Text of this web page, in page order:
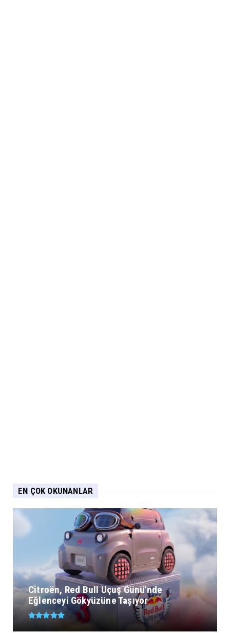
EN ÇOK OKUNANLAR
Citroën, Red Bull Uçuş Günü'nde
Eğlenceyi Gökyüzüne Taşıyor